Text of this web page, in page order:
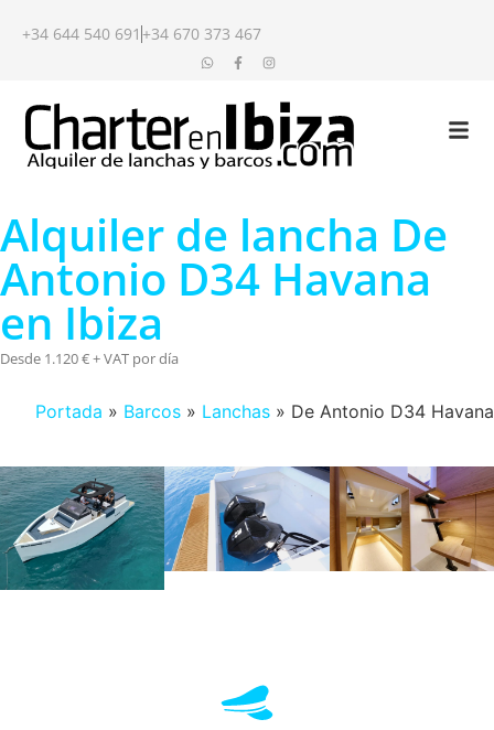
+34 644 540 691 +34 670 373 467
Alquiler de lancha De
Antonio D34 Havana
en Ibiza
Desde 1.120 € + VAT por día
Portada » Barcos » Lanchas » De Antonio D34 Havana